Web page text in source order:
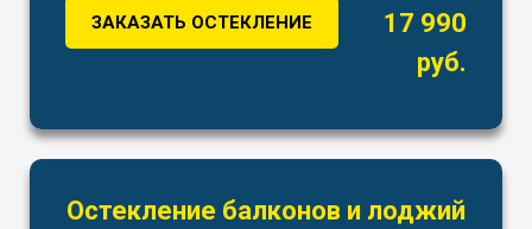
ЗАКАЗАТЬ ОСТЕКЛЕНИЕ
17 990
руб.
Остекление балконов и лоджий